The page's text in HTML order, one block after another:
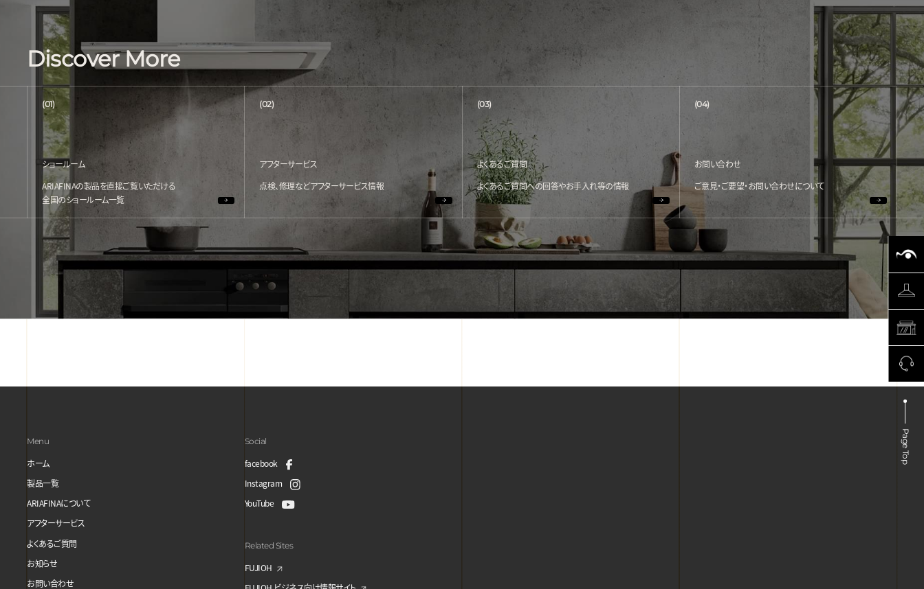
Discover More
(01)
ショールーム
ARIAFINAの製品を直接ご覧いただける
全国のショールーム一覧
(02)
アフターサービス
点検、修理などアフターサービス情報
(03)
よくあるご質問
よくあるご質問への回答やお手入れ等の情報
(04)
お問い合わせ
ご意見・ご要望・お問い合わせについて
Page Top
Menu
ホーム
製品一覧
ARIAFINAについて
アフターサービス
よくあるご質問
お知らせ
お問い合わせ
Social
facebook
Instagram
YouTube
Related Sites
FUJIOH